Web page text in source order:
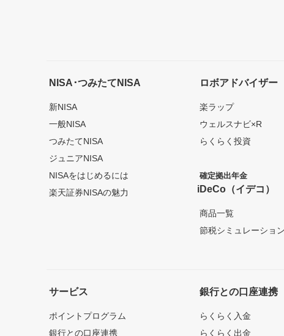
NISA･つみたてNISA
新NISA
一般NISA
つみたてNISA
ジュニアNISA
NISAをはじめるには
楽天証券NISAの魅力
ロボアドバイザー
楽ラップ
ウェルスナビ×R
らくらく投資
確定拠出年金
iDeCo（イデコ）
商品一覧
節税シミュレーション
サービス
ポイントプログラム
銀行との口座連携
銀行との口座連携
らくらく入金
らくらく出金